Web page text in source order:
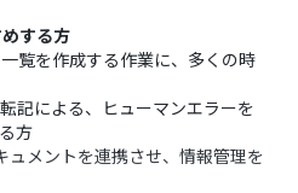
する方
覧を作成する作業に、多くの時
記による、ヒューマンエラーを
方
メントを連携させ、情報管理を